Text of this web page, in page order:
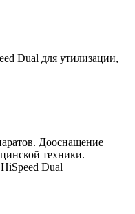
Dual для утилизации,
Дооснащение
техники.
Dual